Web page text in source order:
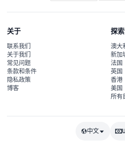
关于
联系我们
关于我们
常见问题
条款和条件
隐私政策
博客
探索
澳大
新加
法国
英国
香港
美国
所有
中文